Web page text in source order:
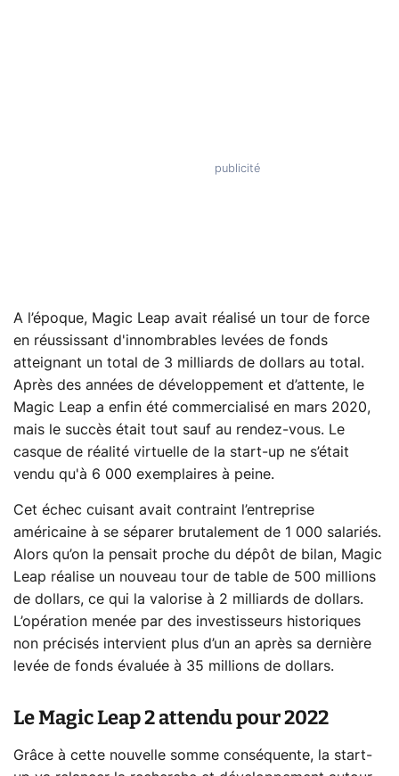
A l’époque, Magic Leap avait réalisé un tour de force
en réussissant d'innombrables levées de fonds
atteignant un total de 3 milliards de dollars au total.
Après des années de développement et d’attente, le
Magic Leap a enfin été commercialisé en mars 2020,
mais le succès était tout sauf au rendez-vous. Le
casque de réalité virtuelle de la start-up ne s’était
vendu qu'à 6 000 exemplaires à peine.
Cet échec cuisant avait contraint l’entreprise
américaine à se séparer brutalement de 1 000 salariés.
Alors qu’on la pensait proche du dépôt de bilan, Magic
Leap réalise un nouveau tour de table de 500 millions
de dollars, ce qui la valorise à 2 milliards de dollars.
L’opération menée par des investisseurs historiques
non précisés intervient plus d’un an après sa dernière
levée de fonds évaluée à 35 millions de dollars.
Le Magic Leap 2 attendu pour 2022
Grâce à cette nouvelle somme conséquente, la start-